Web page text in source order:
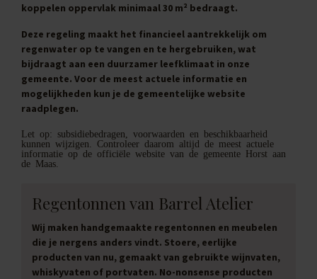
koppelen oppervlak minimaal 30 m² bedraagt.
Deze regeling maakt het financieel aantrekkelijk om
regenwater op te vangen en te hergebruiken, wat
bijdraagt aan een duurzamer leefklimaat in onze
gemeente. Voor de meest actuele informatie en
mogelijkheden kun je de gemeentelijke website
raadplegen.
Let op: subsidiebedragen, voorwaarden en beschikbaarheid
kunnen wijzigen. Controleer daarom altijd de meest actuele
informatie op de officiële website van de gemeente Horst aan
de Maas.
Regentonnen van Barrel Atelier
Wij maken handgemaakte regentonnen en meubelen
die je nergens anders vindt. Stoere, eerlijke
producten van nu, gemaakt van gebruikte wijnvaten,
whiskyvaten of portvaten. No-nonsense producten